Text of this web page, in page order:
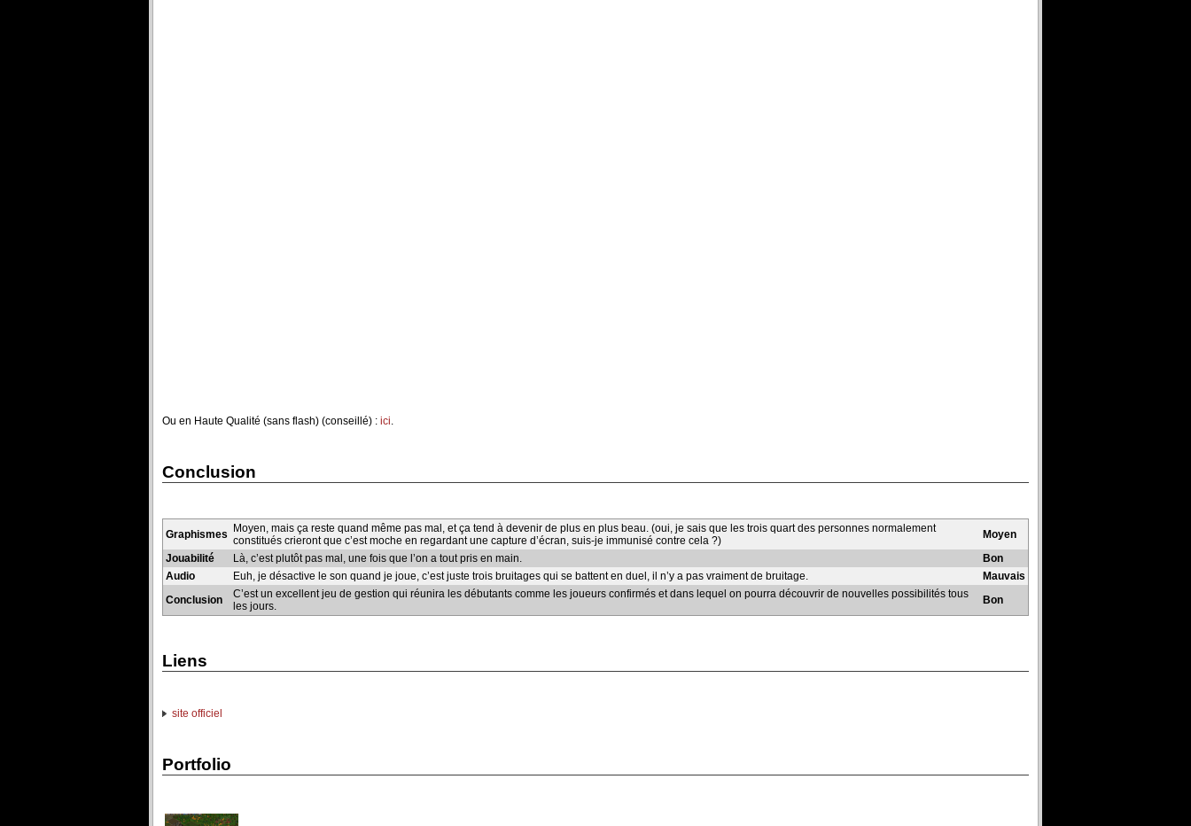
Ou en Haute Qualité (sans flash) (conseillé) : ici
Conclusion
Graphismes Moyen, mais ça reste quand même pas mal, et ça tend à devenir de plus en plus beau. (oui, je sais que les trois quart des personnes normalement
constitués crieront que c’est moche en regardant une capture d’écran, suis-je immunisé contre cela ?)
Moyen
Jouabilité
Là, c’est plutôt pas mal, une fois que l’on a tout pris en main.
Bon
Audio
Euh, je désactive le son quand je joue, c’est juste trois bruitages qui se battent en duel, il n’y a pas vraiment de bruitage.
Mauvais
Conclusion
C’est un excellent jeu de gestion qui réunira les débutants comme les joueurs confirmés et dans lequel on pourra découvrir de nouvelles possibilités tous
les jours.
Bon
Liens
site officiel
Portfolio